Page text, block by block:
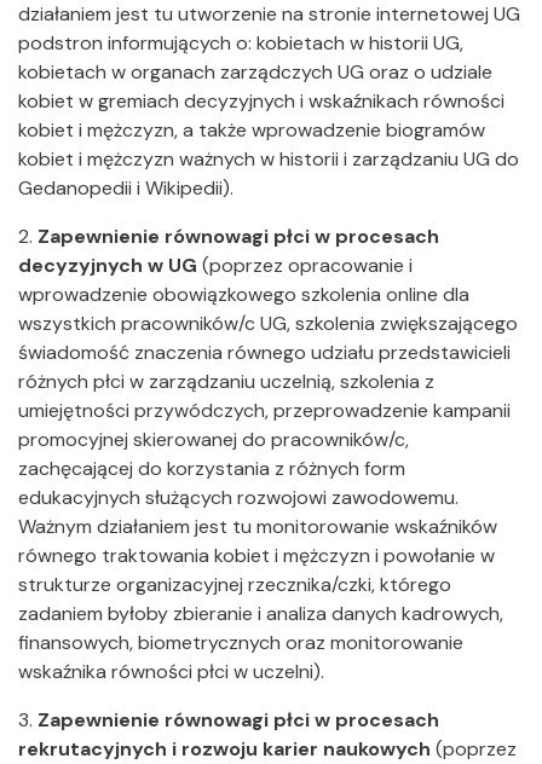
działaniem jest tu utworzenie na stronie internetowej UG
podstron informujących o: kobietach w historii UG,
kobietach w organach zarządczych UG oraz o udziale
kobiet w gremiach decyzyjnych i wskaźnikach równości
kobiet i mężczyzn, a także wprowadzenie biogramów
kobiet i mężczyzn ważnych w historii i zarządzaniu UG do
Gedanopedii i Wikipedii).
2. Zapewnienie równowagi płci w procesach
decyzyjnych w UG (poprzez opracowanie i
wprowadzenie obowiązkowego szkolenia online dla
wszystkich pracowników/c UG, szkolenia zwiększającego
świadomość znaczenia równego udziału przedstawicieli
różnych płci w zarządzaniu uczelnią, szkolenia z
umiejętności przywódczych, przeprowadzenie kampanii
promocyjnej skierowanej do pracowników/c,
zachęcającej do korzystania z różnych form
edukacyjnych służących rozwojowi zawodowemu.
Ważnym działaniem jest tu monitorowanie wskaźników
równego traktowania kobiet i mężczyzn i powołanie w
strukturze organizacyjnej rzecznika/czki, którego
zadaniem byłoby zbieranie i analiza danych kadrowych,
finansowych, biometrycznych oraz monitorowanie
wskaźnika równości płci w uczelni).
3. Zapewnienie równowagi płci w procesach
rekrutacyjnych i rozwoju karier naukowych (poprzez